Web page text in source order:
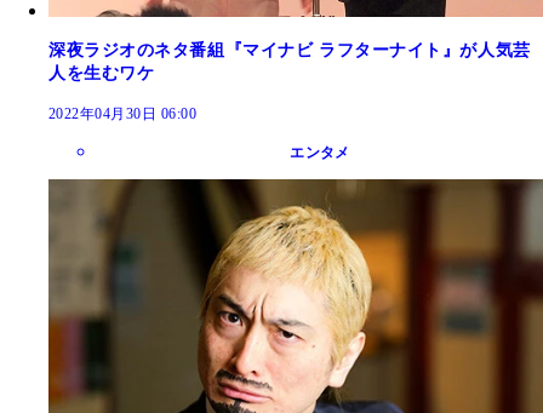
深夜ラジオのネタ番組『マイナビ ラフターナイト』が人気芸
人を生むワケ
2022年04月30日 06:00
エンタメ